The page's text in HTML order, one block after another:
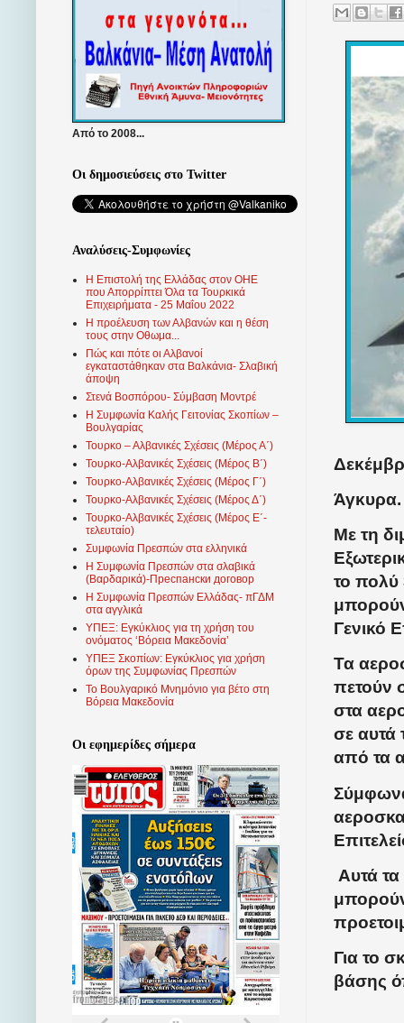
Άγκυρα.
Με τη
το πολύ
Γενικό
Τα
πετούν
στα
σε αυτά
από τα
Αυτά
Για το
βάσης
Από το 2008...
Οι δημοσιεύσεις στο Twitter
Αναλύσεις-Συμφωνίες
Η Επιστολή της Ελλάδας στον ΟΗΕ
που Απορρίπτει Όλα τα Τουρκικά
Επιχειρήματα - 25 Μαΐου 2022
Η προέλευση των Αλβανών και η θέση
τους στην Οθωμα...
Πώς και πότε οι Αλβανοί
εγκαταστάθηκαν στα Βαλκάνια- Σλαβική
άποψη
Στενά Βοσπόρου- Σύμβαση Μοντρέ
Η Συμφωνία Καλής Γειτονίας Σκοπίων –
Βουλγαρίας
Τουρκο – Αλβανικές Σχέσεις (Mέρος Α΄)
Τουρκο-Αλβανικές Σχέσεις (Μέρος Β΄)
Τουρκο-Αλβανικές Σχέσεις (Μέρος Γ΄)
Τουρκο-Αλβανικές Σχέσεις (Μέρος Δ΄)
Τουρκο-Αλβανικές Σχέσεις (Μέρος Ε΄-
τελευταίο)
Συμφωνία Πρεσπών στα ελληνικά
Η Συμφωνία Πρεσπών στα σλαβικά
(Βαρδαρικά)-Преспански договор
Η Συμφωνία Πρεσπών Ελλάδας- πΓΔΜ
στα αγγλικά
ΥΠΕΞ: Εγκύκλιος για τη χρήση του
ονόματος ‘Βόρεια Μακεδονία’
ΥΠΕΞ Σκοπίων: Εγκύκλιος για χρήση
όρων της Συμφωνίας Πρεσπών
Το Βουλγαρικό Μνημόνιο για βέτο στη
Βόρεια Μακεδονία
Οι εφημερίδες σήμερα